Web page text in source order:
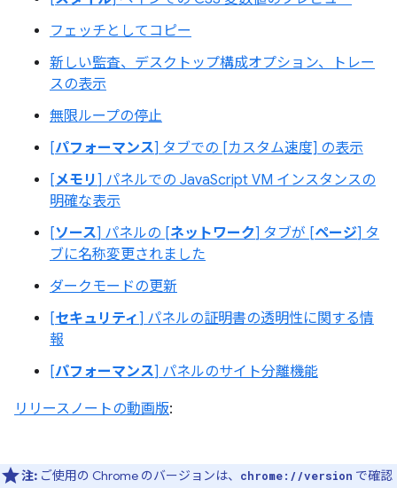
フェッチとしてコピー
新しい監査、デスクトップ構成オプション、トレー
スの表示
無限ループの停止
[パフォーマンス] タブでの [カスタム速度] の表示
[メモリ ] パネルでの JavaScript VM インスタンスの
明確な表示
[ソース] パネルの [ネットワーク] タブが [ページ] タ
ブに名称変更されました
ダークモードの更新
[セキュリティ ] パネルの証明書の透明性に関する情
報
[パフォーマンス] パネルのサイト分離機能
リリースノートの動画版:
注: ご使用の Chrome のバージョンは、 chrome://version で確認